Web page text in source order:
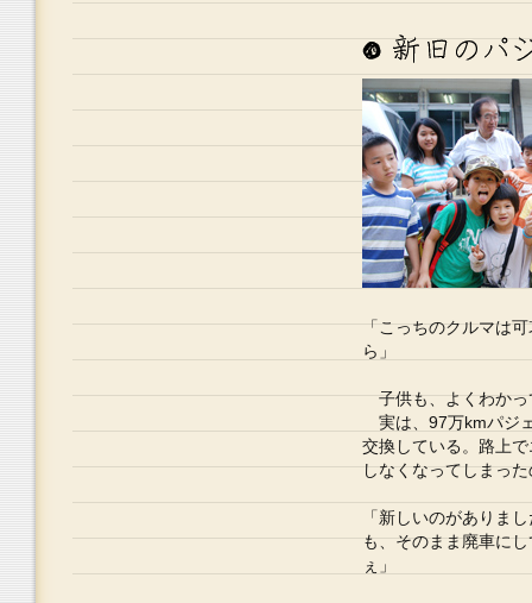
「こっちのクルマは
ら」
子供も、よくわかっ
実は、97万kmパジ
交換している。路上
しなくなってしまっ
「新しいのがありま
も、そのまま廃車に
ぇ」